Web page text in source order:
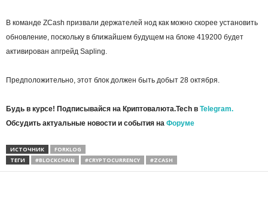
В команде ZCash призвали держателей нод как можно скорее установить
обновление, поскольку в ближайшем будущем на блоке 419200 будет
активирован апгрейд Sapling.
Предположительно, этот блок должен быть добыт 28 октября.
Будь в курсе! Подписывайся на Криптовалюта.Tech в Telegram.
Обсудить актуальные новости и события на Форуме
ИСТОЧНИК
FORKLOG
ТЕГИ
#BLOCKCHAIN #CRYPTOCURRENCY #ZCASH